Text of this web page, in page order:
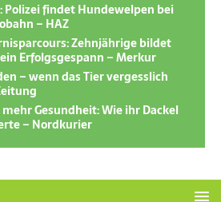
Polizei findet Hundewelpen bei
– HAZ
Zehnjährige bildet
Erfolgsgespann – Merkur
– wenn das Tier vergesslich
Gesundheit: Wie ihr Dackel
– Nordkurier